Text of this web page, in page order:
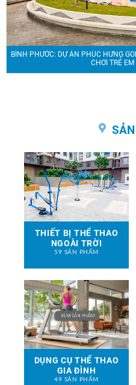
BÌNH PHƯỚC: DỰ ÁN PHÚC HƯNG
CHƠI TRẺ
THIẾT BỊ THỂ THAO
NGOÀI TRỜI
59 SẢN PHẨM
DỤNG CỤ THỂ THAO
GIA ĐÌNH
49 SẢN PHẨM